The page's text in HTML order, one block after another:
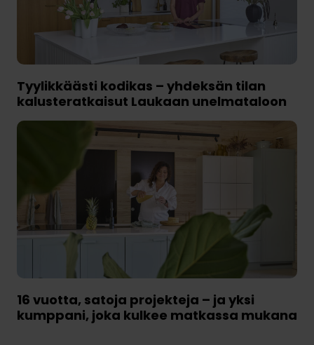
Tyylikkäästi kodikas – yhdeksän tilan
kalusteratkaisut Laukaan unelmataloon
16 vuotta, satoja projekteja – ja yksi
kumppani, joka kulkee matkassa mukana